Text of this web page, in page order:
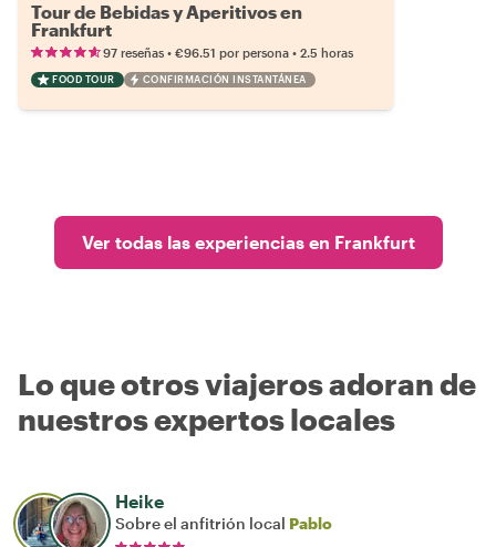
Tour de Bebidas y Aperitivos en
Frankfurt
97 reseñas • €96.51 por persona • 2.5 horas
FOOD TOUR CONFIRMACIÓN INSTANTÁNEA
Ver todas las experiencias en Frankfurt
Lo que otros viajeros adoran de
nuestros expertos locales
Heike
Sobre el anfitrión local Pablo